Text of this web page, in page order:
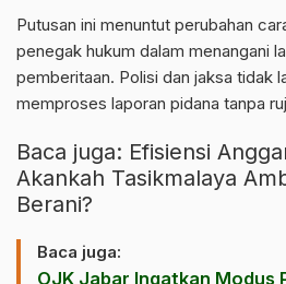
Putusan ini menuntut perubahan
penegak hukum dalam menangani
pemberitaan. Polisi dan jaksa tidak
memproses laporan pidana tanpa
Baca juga: Efisiensi
Akankah Tasikmalaya
Berani?
Baca juga:
OJK Jabar Ingatkan Modus